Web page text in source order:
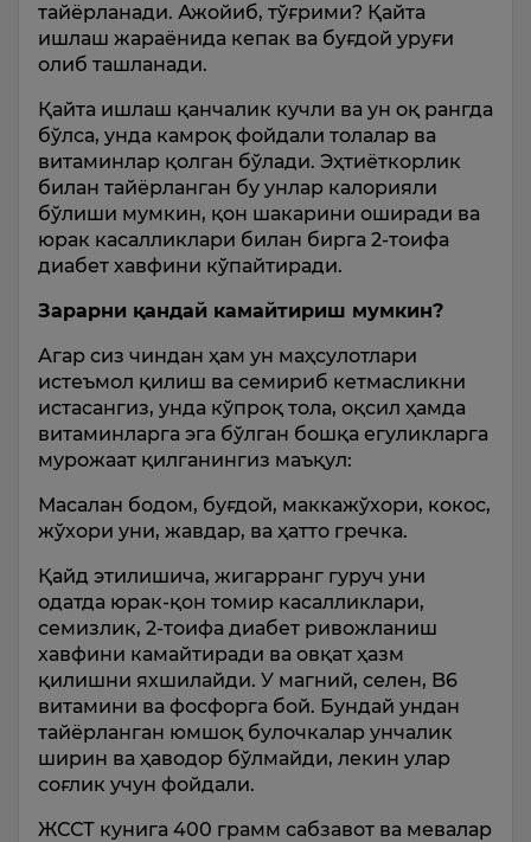
тайёрланади. Ажойиб, тўғрими? Қайта
ишлаш жараёнида кепак ва буғдой уруғи
олиб ташланади.
Қайта ишлаш қанчалик кучли ва ун оқ рангда
бўлса, унда камроқ фойдали толалар ва
витаминлар қолган бўлади. Эҳтиёткорлик
билан тайёрланган бу унлар калорияли
бўлиши мумкин, қон шакарини оширади ва
юрак касалликлари билан бирга 2-тоифа
диабет хавфини кўпайтиради.
Зарарни қандай камайтириш мумкин?
Агар сиз чиндан ҳам ун маҳсулотлари
истеъмол қилиш ва семириб кетмасликни
истасангиз, унда кўпроқ тола, оқсил ҳамда
витаминларга эга бўлган бошқа егуликларга
мурожаат қилганингиз маъқул:
Масалан бодом, буғдой, маккажўхори, кокос,
жўхори уни, жавдар, ва ҳатто гречка.
Қайд этилишича, жигарранг гуруч уни
одатда юрак-қон томир касалликлари,
семизлик, 2-тоифа диабет ривожланиш
хавфини камайтиради ва овқат ҳазм
қилишни яхшилайди. У магний, селен, B6
витамини ва фосфорга бой. Бундай ундан
тайёрланган юмшоқ булочкалар унчалик
ширин ва ҳаводор бўлмайди, лекин улар
соғлик учун фойдали.
ЖССТ кунига 400 грамм сабзавот ва мевалар